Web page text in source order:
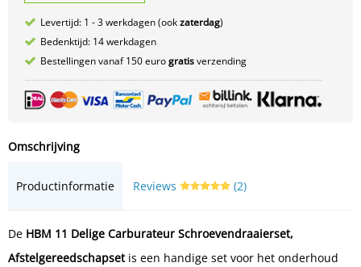
Levertijd: 1 - 3 werkdagen (ookzaterdag)
Bedenktijd: 14 werkdagen
Bestellingen vanaf 150 eurogratisverzending
Omschrijving
Productinformatie Reviews (2)
De HBM 11 Delige Carburateur Schroevendraaierset,
Afstelgereedschapsetis een handige set voor het onderhoud